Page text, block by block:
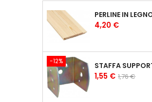
Prezzo
4,20 €
-12%
Prezzo
1,55 € Prezzo
1,76 €